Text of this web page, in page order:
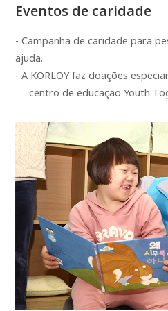
Eventos de caridade
- Campanha de caridade para
ajuda.
- A KORLOY faz doações
centro de educação Youth